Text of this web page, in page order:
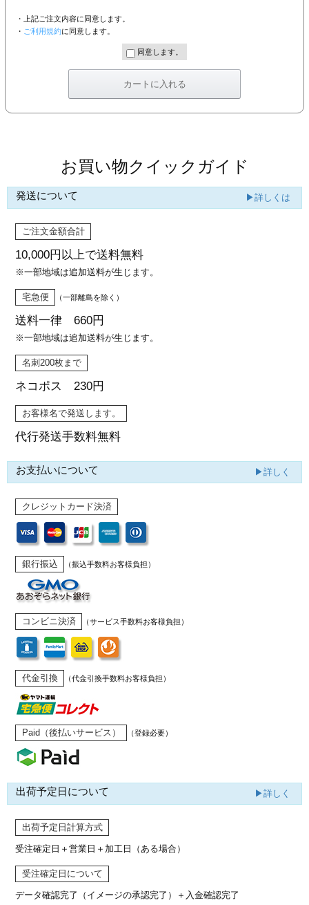
・上記ご注文内容に同意します。
・ ご利用規約に同意します。
同意します。
お買い物クイックガイド
発送について ▶詳しくは
ご注文金額合計
10,000円以上で送料無料
※一部地域は追加送料が生じます。
宅急便 （一部離島を除く）
送料一律 660円
※一部地域は追加送料が生じます。
名刺200枚まで
ネコポス 230円
お客様名で発送します。
代行発送手数料無料
お支払いについて ▶詳しく
クレジットカード決済
銀行振込 （振込手数料お客様負担）
コンビニ決済 （サービス手数料お客様負担）
代金引換 （代金引換手数料お客様負担）
Paid（後払いサービス） （登録必要）
出荷予定日について ▶詳しく
出荷予定日計算方式
受注確定日＋営業日＋加工日（ある場合）
受注確定日について
データ確認完了（イメージの承認完了） ＋入金確認完了